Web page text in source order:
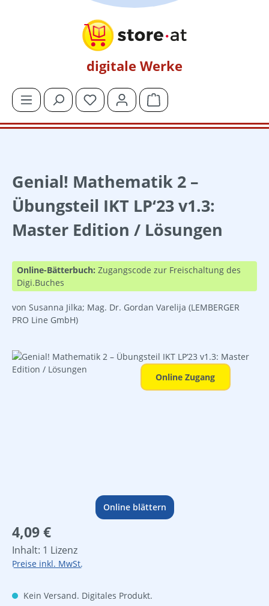
digitale Werke
Du hast 0 Produkte auf dem Merkzettel
Warenkorb enthält 0
Genial! Mathematik 2 –
Übungsteil IKT LP‘23 v1.3:
Master Edition / Lösungen
Online-Bätterbuch: Zugangscode zur Freischaltung des
Digi.Buches
von Susanna Jilka; Mag. Dr. Gordan Varelija (LEMBERGER
PRO Line GmbH)
Bildergalerie überspringen
Online Zugang
Online blättern
Regulärer Preis:
4,09 €
Inhalt: 1 Lizenz
Preise inkl. MwSt.
Kein Versand. Digitales Produkt.